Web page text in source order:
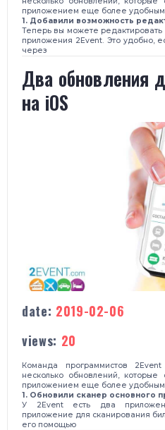
приложением еще более удобным.
1. Добавили возможность
Теперь вы можете
приложения 2Event. Это удобно,
через
Два обновления
на iOS
date: 2019-02-06
views: 20
Команда программистов
несколько обновлений, которые
приложением еще более удобным.
1. Обновили сканер основного
У 2Event есть два
приложение для сканирования
его помощью